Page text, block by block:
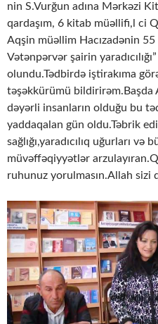
nin S.Vurğun adına Mərkəzi
qardaşım, 6 kitab müəllifi,l ci
Aqşin müəllim Hacızadənin
Vətənpərvər şairin
olundu.Tədbirdə iştirakıma
təşəkkürümü bildirirəm.Başda
dəyərli insanların olduğu bu
yaddaqalan gün oldu.Təbrik
sağlığı,yaradıcılıq uğurları və
müvəffəqiyyətlər
ruhunuz yorulmasın.Allah sizi